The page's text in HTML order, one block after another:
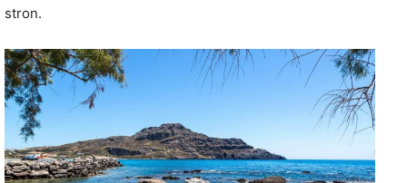
stron.